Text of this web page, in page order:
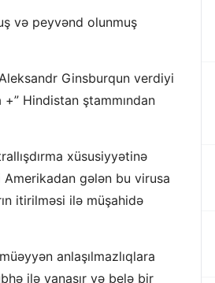
və peyvənd olunmuş
Ginsburqun verdiyi
Hindistan ştammından
xüsusiyyətinə
gələn bu virusa
itirilməsi ilə müşahidə
anlaşılmazlıqlara
ilə yanaşır və belə bir